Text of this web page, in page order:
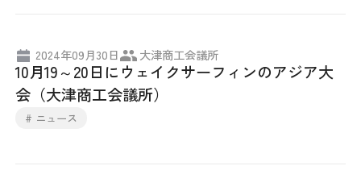
2024年09月30日 大津商工会議所
10月19～20日にウェイクサーフィンのアジア大
会（大津商工会議所）
# ニュース